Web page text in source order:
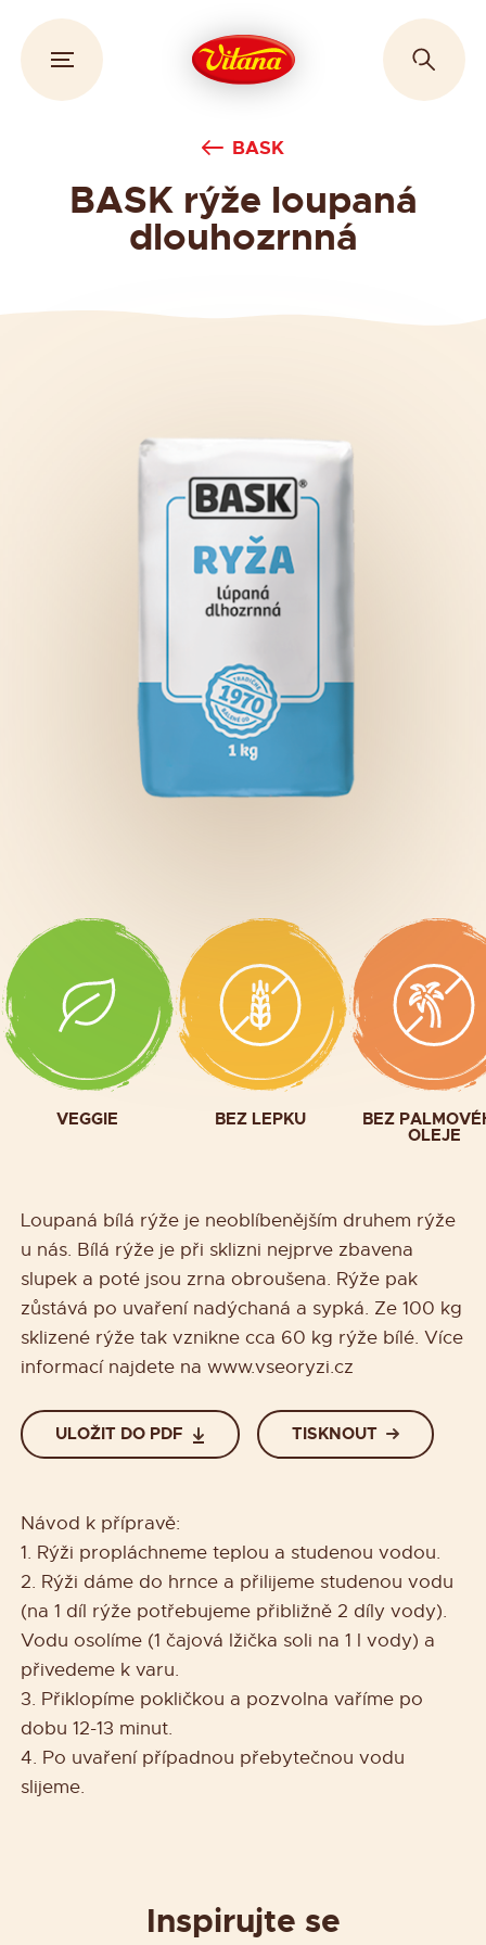
BASK
BASK rýže loupaná
dlouhozrnná
VEGGIE BEZ LEPKU BEZ
OLEJE
Loupaná bílá rýže je neoblíbenějším druhem rýže
u nás. Bílá rýže je při sklizni nejprve zbavena
slupek a poté jsou zrna obroušena. Rýže pak
zůstává po uvaření nadýchaná a sypká. Ze 100 kg
sklizené rýže tak vznikne cca 60 kg rýže bílé. Více
informací najdete na www.vseoryzi.cz
ULOŽIT DO PDF TISKNOUT
Návod k přípravě:
1. Rýži propláchneme teplou a studenou vodou.
2. Rýži dáme do hrnce a přilijeme studenou vodu
(na 1 díl rýže potřebujeme přibližně 2 díly vody).
Vodu osolíme (1 čajová lžička soli na 1 l vody) a
přivedeme k varu.
3. Přiklopíme pokličkou a pozvolna vaříme po
dobu 12-13 minut.
4. Po uvaření případnou přebytečnou vodu
slijeme.
Inspirujte se